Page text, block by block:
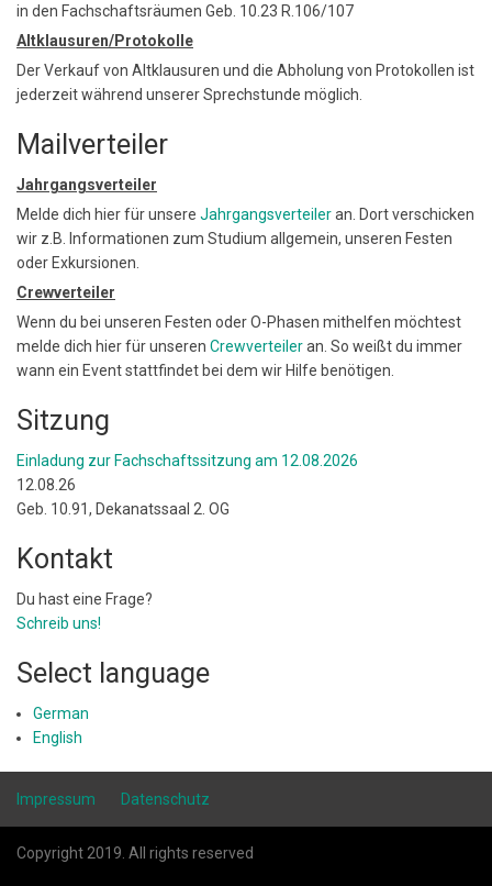
in den Fachschaftsräumen Geb. 10.23 R.106/107
Altklausuren/Protokolle
Der Verkauf von Altklausuren und die Abholung von Protokollen ist
jederzeit während unserer Sprechstunde möglich.
Mailverteiler
Jahrgangsverteiler
Melde dich hier für unsere Jahrgangsverteileran. Dort verschicken
wir z.B. Informationen zum Studium allgemein, unseren Festen
oder Exkursionen.
Crewverteiler
Wenn du bei unseren Festen oder O-Phasen mithelfen möchtest
melde dich hier für unseren Crewverteileran. So weißt du immer
wann ein Event stattfindet bei dem wir Hilfe benötigen.
Sitzung
Einladung zur Fachschaftssitzung am 12.08.2026
12.08.26
Geb. 10.91, Dekanatssaal 2. OG
Kontakt
Du hast eine Frage?
Schreib uns!
Select language
German
English
Impressum Datenschutz
Copyright 2019. All rights reserved